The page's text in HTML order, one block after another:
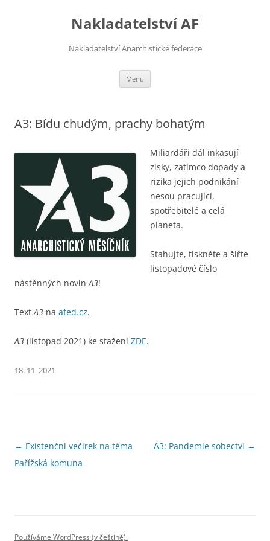
Nakladatelství AF
Nakladatelství Anarchistické federace
Menu
A3: Bídu chudým, prachy bohatým
Miliardáři dál inkasují
zisky, zatímco dopady a
rizika jejich podnikání
nesou pracující,
spotřebitelé a celá
planeta.
Stahujte, tiskněte a šiřte
listopadové číslo
nástěnných novinA3!
TextA3 na afed.cz.
A3 (listopad 2021) ke stažení ZDE.
18. 11. 2021
Navigace
pro
← Existenční večírek na téma
Pařížská komuna
A3: Pandemie sobectví →
Používáme WordPress (v češtině).